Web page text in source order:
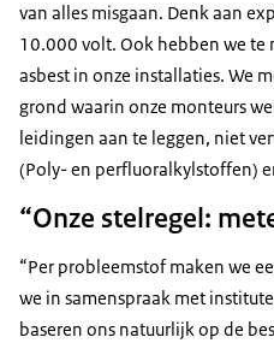
van alles misgaan. Denk aan
10.000 volt. Ook hebben we te
asbest in onze installaties. We
grond waarin onze monteurs
leidingen aan te leggen, niet
(Poly- en perfluoralkylstoffen)
“Onze stelregel:
“Per probleemstof maken we
we in samenspraak met
baseren ons natuurlijk op de